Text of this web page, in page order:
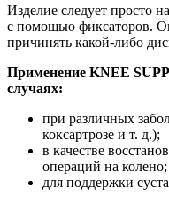
Изделие следует просто
с помощью фиксаторов.
причинять какой-либо
Применение KNEE
случаях:
при различных
коксартрозе и т. д.);
в качестве
операций на колено;
для поддержки